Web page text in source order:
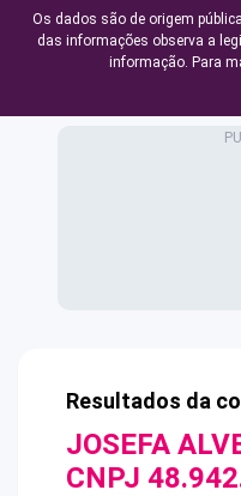
Os dados são de origem
das informações observa a
informação. Para
Resultados da
JOSEFA
CNPJ